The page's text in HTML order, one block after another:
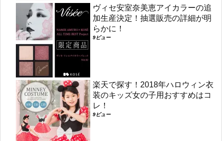
ヴィセ安室奈美恵アイカラーの追
加生産決定！抽選販売の詳細が明
らかに！
9ビュー
楽天で探す！2018年ハロウィン衣
装のキッズ女の子用おすすめはコ
レ！
9ビュー